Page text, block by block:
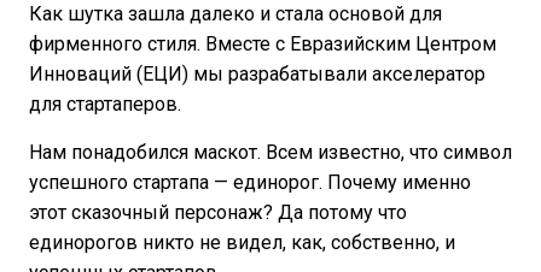
Как шутка зашла далеко и стала основой для
фирменного стиля. Вместе с Евразийским Центром
Инноваций (ЕЦИ) мы разрабатывали акселератор
для стартаперов.
Нам понадобился маскот. Всем известно, что символ
успешного стартапа — единорог. Почему именно
этот сказочный персонаж? Да потому что
единорогов никто не видел, как, собственно, и